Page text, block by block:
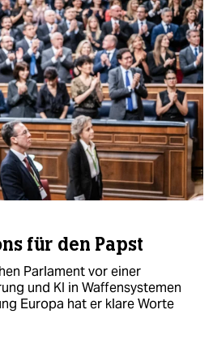
für den Papst
Parlament vor einer
und KI in Waffensystemen
Europa hat er klare Worte